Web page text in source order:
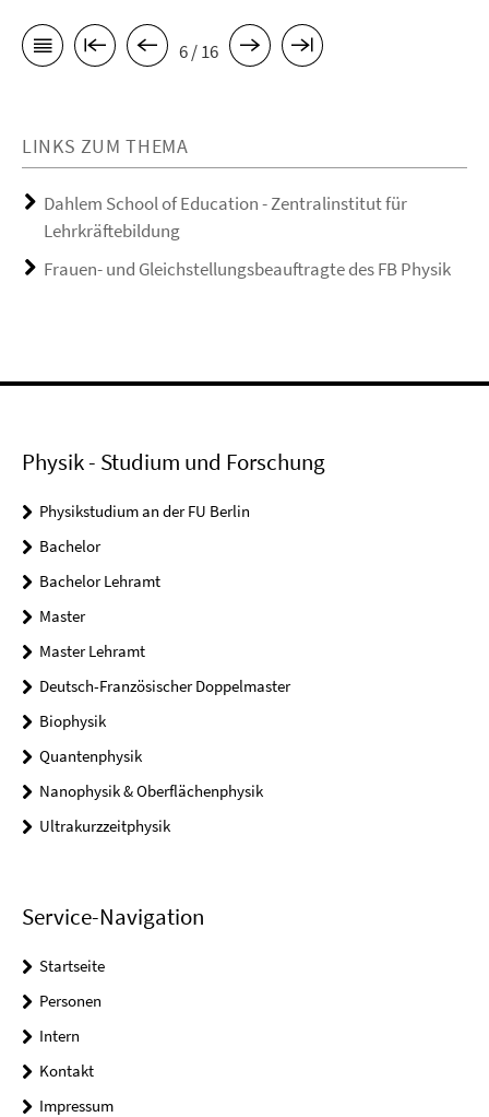
6 / 16
LINKS ZUM THEMA
Dahlem School of Education - Zentralinstitut für
Lehrkräftebildung
Frauen- und Gleichstellungsbeauftragte des FB Physik
Physik - Studium und Forschung
Physikstudium an der FU Berlin
Bachelor
Bachelor Lehramt
Master
Master Lehramt
Deutsch-Französischer Doppelmaster
Biophysik
Quantenphysik
Nanophysik & Oberflächenphysik
Ultrakurzzeitphysik
Service-Navigation
Startseite
Personen
Intern
Kontakt
Impressum